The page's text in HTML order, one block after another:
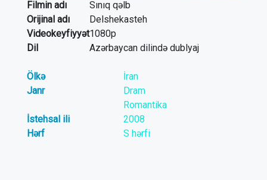
Filmin adı
Sınıq qəlb
Orijinal adı
Delshekasteh
Videokeyfiyyət1080p
Dil
Azərbaycan dilində dublyaj
Ölkə
İran
Janr
Dram
Romantika
İstehsal ili
2008
Hərf
S hərfi